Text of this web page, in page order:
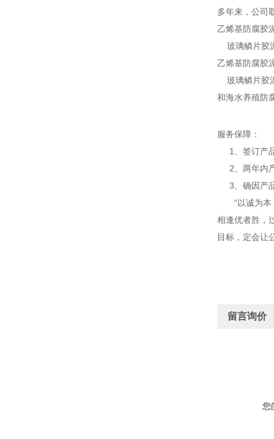
多年来，公司
乙烯基防腐胶
玻璃鳞片胶
乙烯基防腐胶
玻璃鳞片胶
和海水养殖防
服务保障：
1、签订产
2、两年内产
3、确因产品
“以诚为本，
相逢优者胜，
目标，定会让
留言询价
您